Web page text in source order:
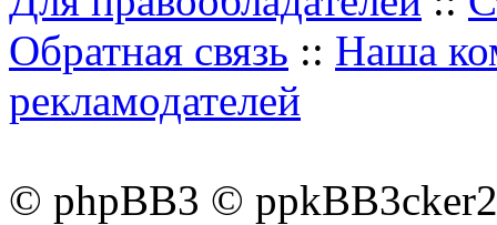
Обратная связь :: Наша
рекламодателей
© phpBB3 ©